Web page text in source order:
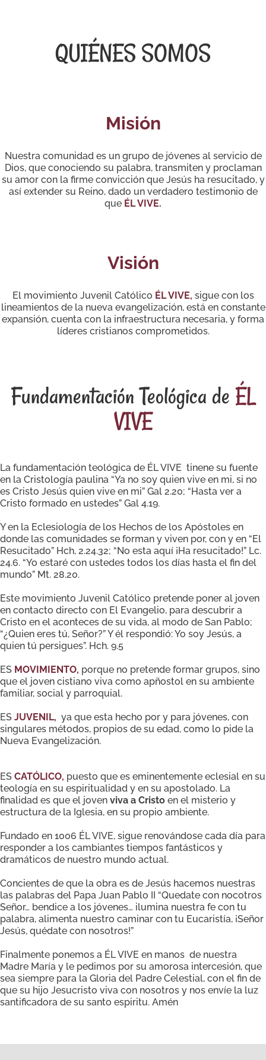
QUIÉNES SOMOS
Misión
Nuestra comunidad es un grupo de jóvenes al servicio de
Dios, que conociendo su palabra, transmiten y proclaman
su amor con la firme convicción que Jesús ha resucitado, y
así extender su Reino, dado un verdadero testimonio de
que ÉL VIVE.
Visión
El movimiento Juvenil Católico ÉL VIVE, sigue con los
lineamientos de la nueva evangelización, está en constante
expansión, cuenta con la infraestructura necesaria, y forma
líderes cristianos comprometidos.
Fundamentación Teológica deÉL
VIVE
La fundamentación teológica de ÉL VIVE tinene su fuente
en la Cristología paulina “Ya no soy quien vive en mi, si no
es Cristo Jesús quien vive en mi” Gal 2.20; “Hasta ver a
Cristo formado en ustedes” Gal 4.19.
Y en la Eclesiología de los Hechos de los Apóstoles en
donde las comunidades se forman y viven por, con y en “El
Resucitado” Hch, 2.24.32; “No esta aquí ¡Ha resucitado!” Lc.
24.6. “Yo estaré con ustedes todos los días hasta el fin del
mundo” Mt. 28.20.
Este movimiento Juvenil Católico pretende poner al joven
en contacto directo con El Evangelio, para descubrir a
Cristo en el aconteces de su vida, al modo de San Pablo;
“¿Quien eres tú, Señor?” Y él respondió: Yo soy Jesús, a
quien tú persigues”. Hch. 9.5
ES MOVIMIENTO, porque no pretende formar grupos, sino
que el joven cistiano viva como apñostol en su ambiente
familiar, social y parroquial.
ES JUVENIL, ya que esta hecho por y para jóvenes, con
singulares métodos, propios de su edad, como lo pide la
Nueva Evangelización.
ES CATÓLICO, puesto que es eminentemente eclesial en su
teología en su espiritualidad y en su apostolado. La
finalidad es que el joven viva a Cristo en el misterio y
estructura de la Iglesia, en su propio ambiente.
Fundado en 1006 ÉL VIVE, sigue renovándose cada día para
responder a los cambiantes tiempos fantásticos y
dramáticos de nuestro mundo actual.
Concientes de que la obra es de Jesús hacemos nuestras
las palabras del Papa Juan Pablo II “Quedate con nocotros
Señor… bendice a los jóvenes… ilumina nuestra fe con tu
palabra, alimenta nuestro caminar con tu Eucaristía, ¡Señor
Jesús, quédate con nosotros!”
Finalmente ponemos a ÉL VIVE en manos de nuestra
Madre María y le pedimos por su amorosa intercesión, que
sea siempre para la Gloria del Padre Celestial, con el fin de
que su hijo Jesucristo viva con nosotros y nos envíe la luz
santificadora de su santo espiritu. Amén